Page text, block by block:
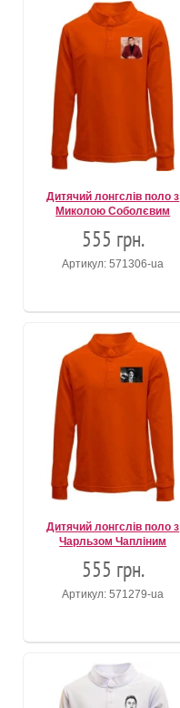
Дитячий лонгслів поло з
Миколою Соболєвим
555 грн.
Артикул: 571306-ua
Дитячий лонгслів поло з
Чарльзом Чапліним
555 грн.
Артикул: 571279-ua